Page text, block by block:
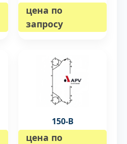
цена по
запросу
150-B
цена по